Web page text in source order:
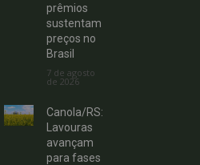
prêmios
sustentam
preços no
Brasil
7 de agosto
de 2026
Canola/RS:
Lavouras
avançam
para fases